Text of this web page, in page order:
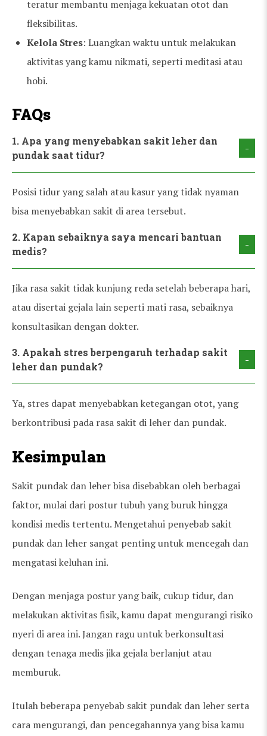
teratur membantu menjaga kekuatan otot dan
fleksibilitas.
Kelola Stres: Luangkan waktu untuk melakukan
aktivitas yang kamu nikmati, seperti meditasi atau
hobi.
FAQs
1. Apa yang menyebabkan sakit leher dan
pundak saat tidur?
-
Posisi tidur yang salah atau kasur yang tidak nyaman
bisa menyebabkan sakit di area tersebut.
2. Kapan sebaiknya saya mencari bantuan
medis?
-
Jika rasa sakit tidak kunjung reda setelah beberapa hari,
atau disertai gejala lain seperti mati rasa, sebaiknya
konsultasikan dengan dokter.
3. Apakah stres berpengaruh terhadap sakit
leher dan pundak?
-
Ya, stres dapat menyebabkan ketegangan otot, yang
berkontribusi pada rasa sakit di leher dan pundak.
Kesimpulan
Sakit pundak dan leher bisa disebabkan oleh berbagai
faktor, mulai dari postur tubuh yang buruk hingga
kondisi medis tertentu. Mengetahui penyebab sakit
pundak dan leher sangat penting untuk mencegah dan
mengatasi keluhan ini.
Dengan menjaga postur yang baik, cukup tidur, dan
melakukan aktivitas fisik, kamu dapat mengurangi risiko
nyeri di area ini. Jangan ragu untuk berkonsultasi
dengan tenaga medis jika gejala berlanjut atau
memburuk.
Itulah beberapa penyebab sakit pundak dan leher serta
cara mengurangi, dan pencegahannya yang bisa kamu